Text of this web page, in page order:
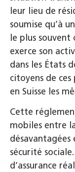
leur lieu de
soumise qu’à
le plus
exerce son
dans les États
citoyens de ces
en Suisse les
Cette
mobiles entre
sécurité
d’assurance